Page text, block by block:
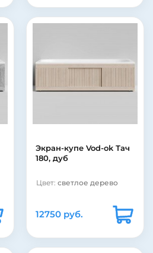
Экран-купе Vod-ok Тач
180, дуб
Цвет: светлое дерево
12750 руб.